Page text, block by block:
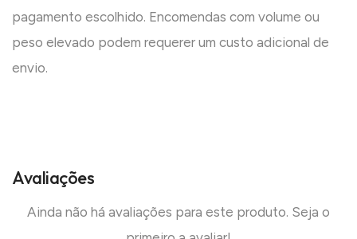
pagamento escolhido. Encomendas com volume ou
peso elevado podem requerer um custo adicional de
envio.
Avaliações
Ainda não há avaliações para este produto. Seja o